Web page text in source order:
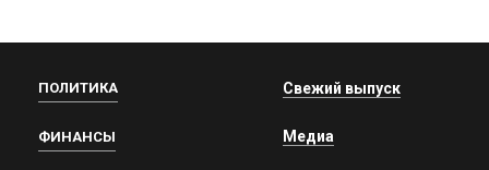
ПОЛИТИКА
ФИНАНСЫ
Свежий выпуск
Медиа